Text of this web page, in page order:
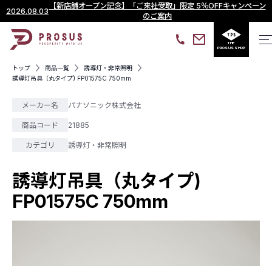
2026.08.03
【新店舗オープン記念】「ご来社受取」限定 5％OFFキャンペーン
のご案内
THE
PROSUS SHOP
トップ 商品一覧
誘導灯・非常照明
誘導灯吊具（丸タイプ) FP01575C 750mm
メーカー名 パナソニック株式会社
商品コード 21885
カテゴリ 誘導灯・非常照明
誘導灯吊具（丸タイプ)
FP01575C 750mm